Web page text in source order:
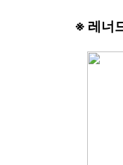
※ 레너